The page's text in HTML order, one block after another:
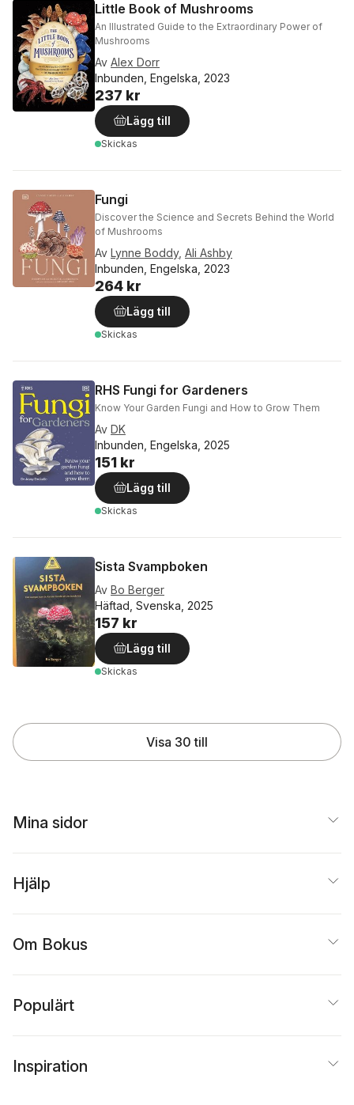
Little Book of Mushrooms
An Illustrated Guide to the Extraordinary Power of
Mushrooms
Av Alex Dorr
Inbunden, Engelska, 2023
237 kr
Lägg till
Skickas
Fungi
Discover the Science and Secrets Behind the World
of Mushrooms
Av Lynne Boddy, Ali Ashby
Inbunden, Engelska, 2023
264 kr
Lägg till
Skickas
RHS Fungi for Gardeners
Know Your Garden Fungi and How to Grow Them
Av DK
Inbunden, Engelska, 2025
151 kr
Lägg till
Skickas
Sista Svampboken
Av Bo Berger
Häftad, Svenska, 2025
157 kr
Lägg till
Skickas
Visa 30 till
Mina sidor
Hjälp
Om Bokus
Populärt
Inspiration